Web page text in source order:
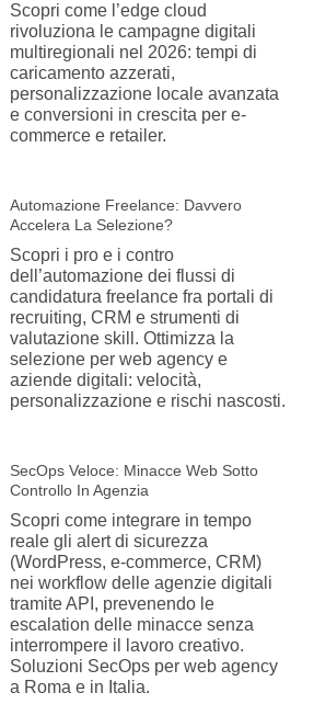
Scopri come l’edge cloud
rivoluziona le campagne digitali
multiregionali nel 2026: tempi di
caricamento azzerati,
personalizzazione locale avanzata
e conversioni in crescita per e-
commerce e retailer.
Automazione Freelance: Davvero
Accelera La Selezione?
Scopri i pro e i contro
dell’automazione dei flussi di
candidatura freelance fra portali di
recruiting, CRM e strumenti di
valutazione skill. Ottimizza la
selezione per web agency e
aziende digitali: velocità,
personalizzazione e rischi nascosti.
SecOps Veloce: Minacce Web Sotto
Controllo In Agenzia
Scopri come integrare in tempo
reale gli alert di sicurezza
(WordPress, e-commerce, CRM)
nei workflow delle agenzie digitali
tramite API, prevenendo le
escalation delle minacce senza
interrompere il lavoro creativo.
Soluzioni SecOps per web agency
a Roma e in Italia.